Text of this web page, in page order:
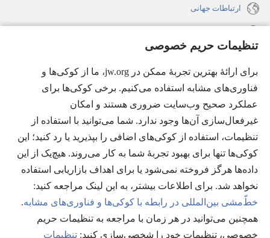
تنظیمات حریم خصوصی
برای ارائهٔ بهترین تجربهٔ ممکن در jw.org، ما از کوکی‌ها و
فناوری‌های مشابه استفاده می‌کنیم. برخی کوکی‌ها برای
عملکرد صحیح وب‌سایت ضروری هستند و امکان
غیرفعال‌سازی آن‌ها وجود ندارد. شما می‌توانید با استفاده از
تنظیمات، استفاده از کوکی‌های اضافی را بپذیرید یا رد کنید؛ این
کوکی‌ها تنها برای بهبود تجربهٔ شما به کار می‌روند. هیچ‌یک از این
داده‌ها هرگز فروخته نمی‌شود یا برای اهداف بازاریابی استفاده
نخواهد شد. برای اطلاعات بیشتر، به این لینک مراجعه کنید:‏
خطّ‌مشی بین‌المللی در رابطه با کوکی‌ها و فناوری‌های مشابه.
همچنین می‌توانید در هر زمان با مراجعه به تنظیمات حریم
خصوصی، تنظیمات خود را شخصی‌سازی کنید:‏ تنظیمات
ارتباطات جهانی
(پنجره‌ای
جدید
می‌شود)
(پنجره‌ای
جدید
می‌شود)
JW Hub
®
(پنجره‌ای
باز
می‌شود)
®
JW Library
Watchtower Library